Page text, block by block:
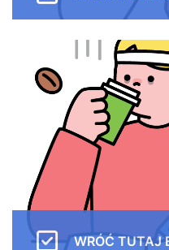
bogate pakiety zajęć
TUTAJ
WRÓĆ TUTAJ